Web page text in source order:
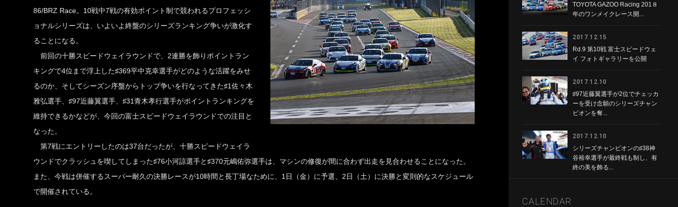
86/BRZ Race。10戦中7戦の有効ポイント制で競われるプロフェッシ
ョナルシリーズは、いよいよ終盤のシリーズランキング争いが激化す
ることになる。
前回の十勝スピードウェイラウンドで、2連勝を飾りポイントラン
キングで4位まで浮上した♯369平中克幸選手がどのような活躍をみせ
るのか、そしてシーズン序盤からトップ争いを行なってきた♯1佐々木
雅弘選手、♯97近藤翼選手、♯31青木孝行選手がポイントランキングを
維持できるかなどが、今回の富士スピードウェイラウンドでの注目と
なった。
第7戦にエントリーしたのは37台だったが、十勝スピードウェイラ
ウンドでクラッシュを喫してしまった♯76小河諒選手と♯370元嶋佑弥選手は、マシンの修復が間に合わず出走を見合わせることになった。
また、今戦は併催するスーパー耐久の決勝レースが10時間と長丁場なために、1日（金）に予選、2日（土）に決勝と変則的なスケジュール
で開催されている。
TOYOTA GAZOO Racing 201８
年のワンメイクレース開...
2017.12.15
Rd.9 第10戦 富士スピードウェ
イ フォトギャラリーを公開
2017.12.10
♯97近藤翼選手が2位でチェッカ
ーを受け念願のシリーズチャン
ピオンを奪...
2017.12.10
シリーズチャンピオンの♯38神
谷裕幸選手が最終戦も制し、有
終の美を飾る...
CALENDAR